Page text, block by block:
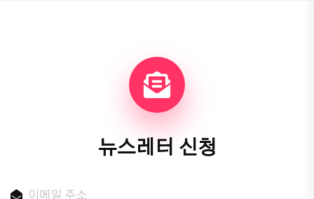
뉴스레터 신청